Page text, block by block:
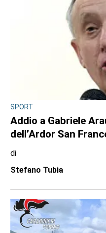
SPORT
Addio a Gabriele
dell’Ardor San
di
Stefano Tubia